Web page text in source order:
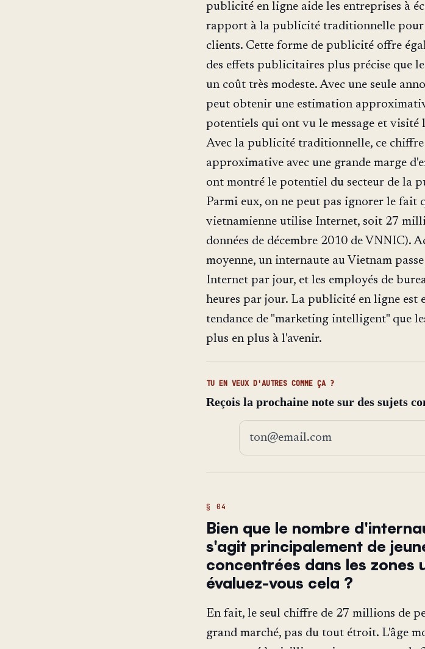
publicité en ligne aide les entreprises à
rapport à la publicité traditionnelle pour
clients. Cette forme de publicité offre
des effets publicitaires plus précise que
un coût très modeste. Avec une seule
peut obtenir une estimation
potentiels qui ont vu le message et visité
Avec la publicité traditionnelle, ce chiffre
approximative avec une grande marge
ont montré le potentiel du secteur de la
Parmi eux, on ne peut pas ignorer le
vietnamienne utilise Internet, soit 27
données de décembre 2010 de VNNIC).
moyenne, un internaute au Vietnam
Internet par jour, et les employés de
heures par jour. La publicité en ligne est
tendance de "marketing intelligent" que
plus en plus à l'avenir.
TU EN VEUX D'AUTRES COMME ÇA ?
Reçois la prochaine note sur des sujets
Adresse email
Bien que le nombre
s'agit principalement de
concentrées dans les zones
évaluez-vous cela ?
En fait, le seul chiffre de 27 millions de
grand marché, pas du tout étroit. L'âge